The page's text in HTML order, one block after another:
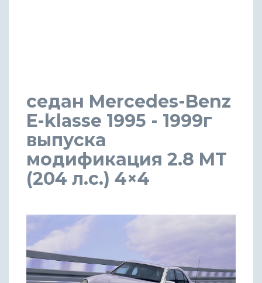
седан Mercedes-Benz
E-klasse 1995 - 1999г
выпуска
модификация 2.8 MT
(204 л.с.) 4×4